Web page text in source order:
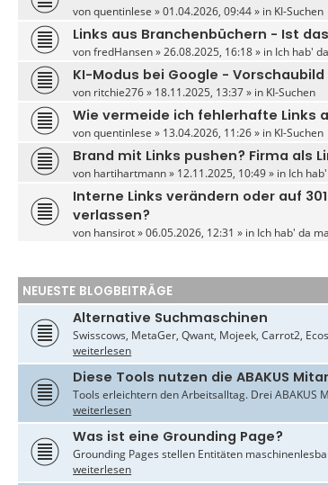
vonquentinlese » 01.04.2026, 09:44 » in KI-Suchen
Links aus Branchenbüchern - Ist
vonfredHansen» 26.08.2025, 16:18 » in Ich hab'
KI-Modus bei Google - Vorschaubild
von ritchie276» 18.11.2025, 13:37 » in KI-Suchen
Wie vermeide ich fehlerhafte Links
vonquentinlese » 13.04.2026, 11:26 » in KI-Suchen
Brand mit Links pushen? Firma als
von hartihartmann» 12.11.2025, 10:49 » in Ich
Interne Links verändern oder auf
verlassen?
von hansirot» 06.05.2026, 12:31 » in Ich hab' da
NEUESTE BLOGBEITRÄGE
Alternative Suchmaschinen
Swisscows, MetaGer, Qwant, Mojeek, Carrot2,
weiterlesen
Diese Tools nutzen die ABAKUS
Tools erleichtern den Arbeitsalltag. Drei ABAKUS
weiterlesen
Was ist eine Grounding Page?
Grounding Pages stellen Entitäten
weiterlesen